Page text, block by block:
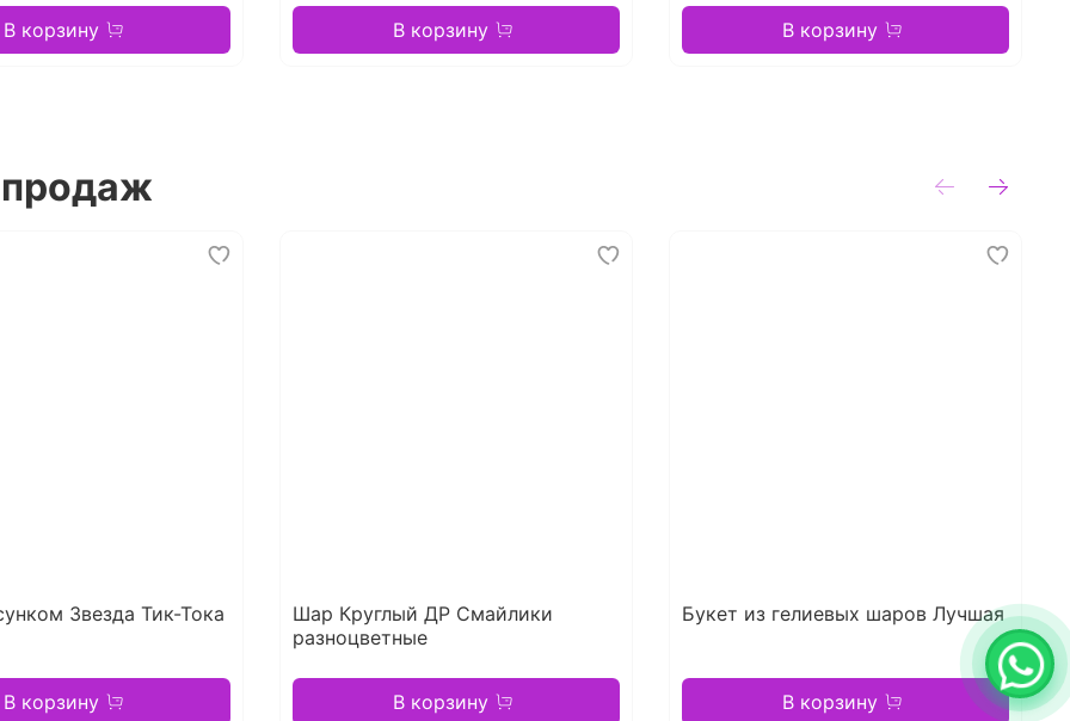
В корзину В корзину В корзину
Звезда Тик-Тока
В корзину
Шар Круглый ДР Смайлики
разноцветные
В корзину
Букет из гелиевых шаров Лучшая
В корзину